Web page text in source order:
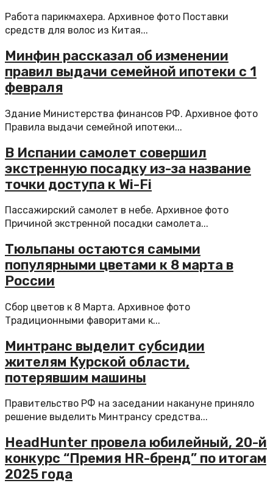
Работа парикмахера. Архивное фото Поставки
средств для волос из Китая...
Минфин рассказал об изменении
правил выдачи семейной ипотеки с 1
февраля
Здание Министерства финансов РФ. Архивное фото
Правила выдачи семейной ипотеки...
В Испании самолет совершил
экстренную посадку из-за название
точки доступа к Wi-Fi
Пассажирский самолет в небе. Архивное фото
Причиной экстренной посадки самолета...
Тюльпаны остаются самыми
популярными цветами к 8 марта в
России
Сбор цветов к 8 Марта. Архивное фото
Традиционными фаворитами к...
Минтранс выделит субсидии
жителям Курской области,
потерявшим машины
Правительство РФ на заседании накануне приняло
решение выделить Минтрансу средства...
HeadHunter провела юбилейный, 20-й
конкурс “Премия HR-бренд” по итогам
2025 года